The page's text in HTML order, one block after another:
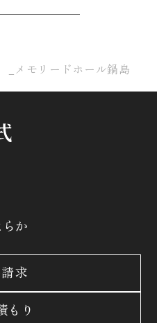
_メモリードホール鍋島
か
求
もり